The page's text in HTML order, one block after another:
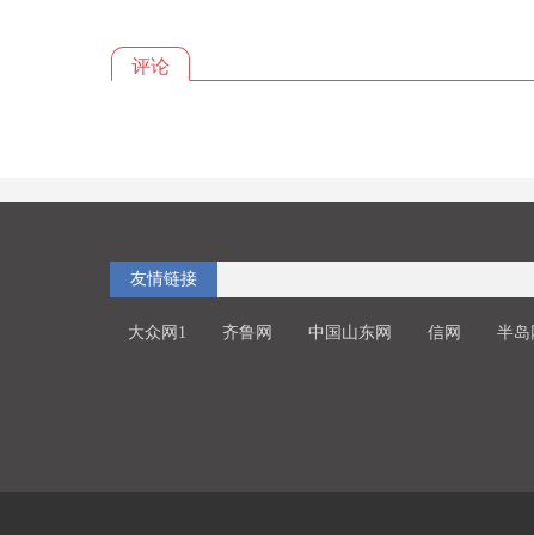
评论
友情链接
大众网1 齐鲁网 中国山东网 信网 半岛